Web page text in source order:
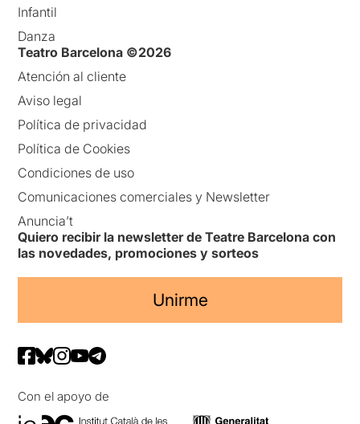
Infantil
Danza
Teatro Barcelona ©2026
Atención al cliente
Aviso legal
Política de privacidad
Política de Cookies
Condiciones de uso
Comunicaciones comerciales y Newsletter
Anuncia’t
Quiero recibir la newsletter de Teatre Barcelona con
las novedades, promociones y sorteos
Unirme
Con el apoyo de